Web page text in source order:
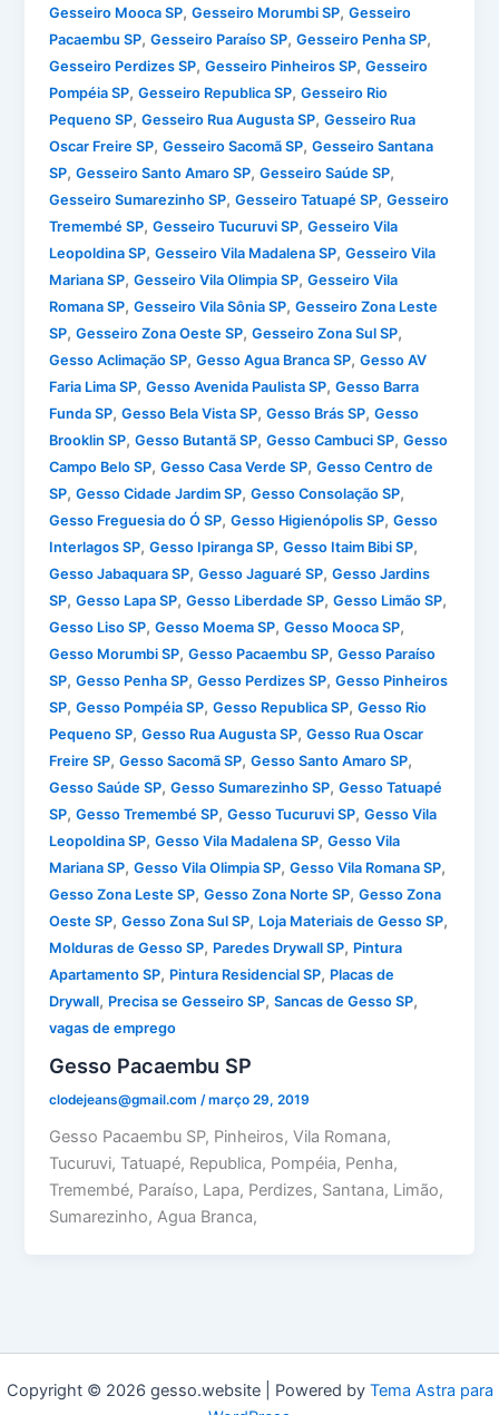
Gesseiro Mooca SP,Gesseiro Morumbi SP,Gesseiro
Pacaembu SP,Gesseiro Paraíso SP,Gesseiro Penha SP,
Gesseiro Perdizes SP,Gesseiro Pinheiros SP,Gesseiro
Pompéia SP,Gesseiro Republica SP,Gesseiro Rio
Pequeno SP,Gesseiro Rua Augusta SP,Gesseiro Rua
Oscar Freire SP,Gesseiro Sacomã SP,Gesseiro Santana
SP,Gesseiro Santo Amaro SP,Gesseiro Saúde SP,
Gesseiro Sumarezinho SP,Gesseiro Tatuapé SP,Gesseiro
Tremembé SP,Gesseiro Tucuruvi SP,Gesseiro Vila
Leopoldina SP,Gesseiro Vila Madalena SP,Gesseiro Vila
Mariana SP,Gesseiro Vila Olimpia SP,Gesseiro Vila
Romana SP,Gesseiro Vila Sônia SP,Gesseiro Zona Leste
SP,Gesseiro Zona Oeste SP,Gesseiro Zona Sul SP,
Gesso Aclimação SP,Gesso Agua Branca SP,Gesso AV
Faria Lima SP,Gesso Avenida Paulista SP,Gesso Barra
Funda SP,Gesso Bela Vista SP,Gesso Brás SP,Gesso
Brooklin SP,Gesso Butantã SP,Gesso Cambuci SP,Gesso
Campo Belo SP,Gesso Casa Verde SP,Gesso Centro de
SP,Gesso Cidade Jardim SP,Gesso Consolação SP,
Gesso Freguesia do Ó SP,Gesso Higienópolis SP,Gesso
Interlagos SP,Gesso Ipiranga SP,Gesso Itaim Bibi SP,
Gesso Jabaquara SP,Gesso Jaguaré SP,Gesso Jardins
SP,Gesso Lapa SP,Gesso Liberdade SP,Gesso Limão SP,
Gesso Liso SP,Gesso Moema SP,Gesso Mooca SP,
Gesso Morumbi SP,Gesso Pacaembu SP,Gesso Paraíso
SP,Gesso Penha SP,Gesso Perdizes SP,Gesso Pinheiros
SP,Gesso Pompéia SP,Gesso Republica SP,Gesso Rio
Pequeno SP,Gesso Rua Augusta SP,Gesso Rua Oscar
Freire SP,Gesso Sacomã SP,Gesso Santo Amaro SP,
Gesso Saúde SP,Gesso Sumarezinho SP,Gesso Tatuapé
SP,Gesso Tremembé SP,Gesso Tucuruvi SP,Gesso Vila
Leopoldina SP,Gesso Vila Madalena SP,Gesso Vila
Mariana SP,Gesso Vila Olimpia SP,Gesso Vila Romana SP,
Gesso Zona Leste SP,Gesso Zona Norte SP,Gesso Zona
Oeste SP,Gesso Zona Sul SP, Loja Materiais de Gesso SP,
Molduras de Gesso SP, Paredes Drywall SP, Pintura
Apartamento SP, Pintura Residencial SP, Placas de
Drywall, Precisa se Gesseiro SP,Sancas de Gesso SP,
vagas de emprego
Gesso Pacaembu SP
clodejeans@gmail.com/março 29, 2019
Gesso Pacaembu SP, Pinheiros, Vila Romana,
Tucuruvi, Tatuapé, Republica, Pompéia, Penha,
Tremembé, Paraíso, Lapa, Perdizes, Santana, Limão,
Sumarezinho, Agua Branca,
Copyright © 2026 gesso.website | Powered by Tema Astra para